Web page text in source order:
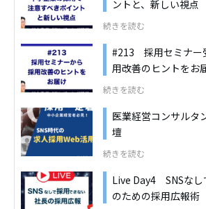
ントと、新しい視点
続きを読む
#213 採用セミナー
用改善のヒントをお
続きを読む
医業経営コンサルタ
壇
続きを読む
Live Day4 SNSな
のための採用広報術